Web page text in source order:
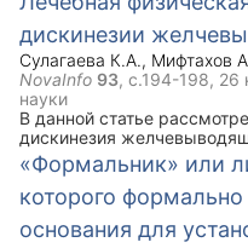
моментом статьи
физической культуры при
наряду с
дискинезии
Сулагаева К.А., Мифтахов
NovaInfo 93, с.194-198, 26
науки
В данной статье
дискинезия
виды, признаки и
моментом статьи
физической культуры
наряду с
«Формальник» или
которого
основания для